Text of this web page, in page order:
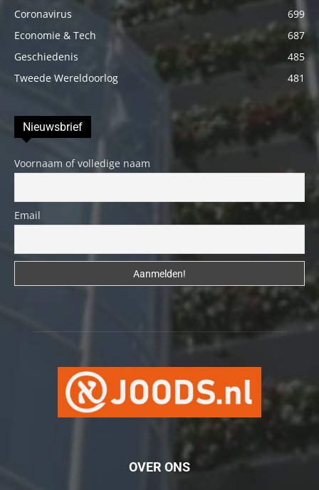
Coronavirus
699
Economie & Tech
687
Geschiedenis
485
Tweede Wereldoorlog
481
Nieuwsbrief
Voornaam of volledige naam
Email
OVER ONS